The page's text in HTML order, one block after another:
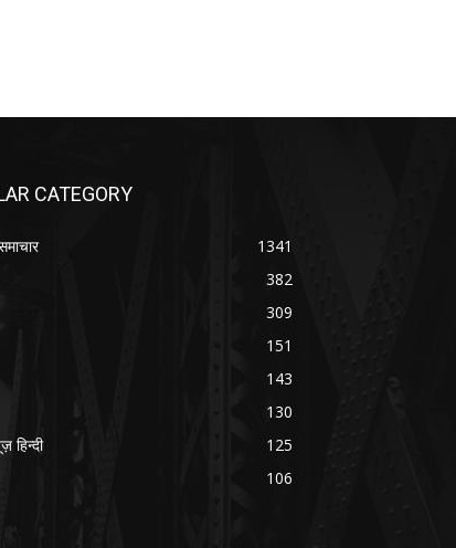
CATEGORY
1341
382
309
151
143
130
हिन्दी
125
106